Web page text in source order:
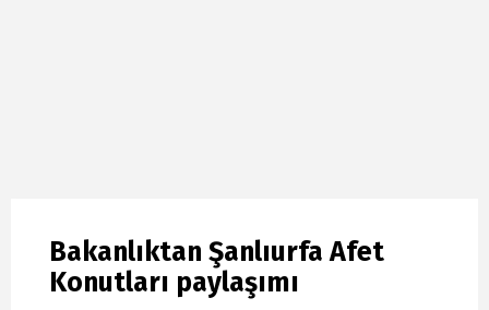
Bakanlıktan Şanlıurfa Afet
Konutları paylaşımı